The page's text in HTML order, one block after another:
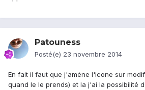
Patouness
Posté(e) 23 novembre 2014
En fait il faut que j'amène l'icone sur
quand le le prends) et la j'ai la possibilité